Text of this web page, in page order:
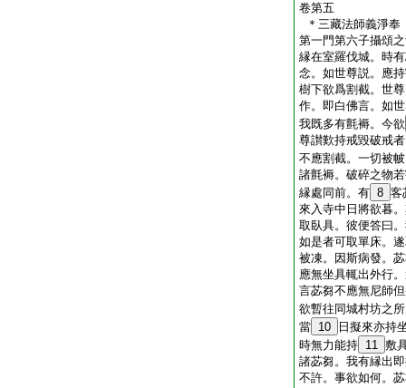
卷第五
＊三藏法師義淨
第一門第六子攝頌
縁在室羅伐城。時
念。如世尊説。應
樹下欲爲割截。世
作。即白佛言。如
我既多有氈褥。今欲
尊讃歎持戒毀破戒
不應割截。一切被
諸氈褥。破碎之物
縁處同前。有 8 客
來入寺中日將欲暮
取臥具。彼便答曰
如是者可取單床。
被凍。因斯病發。
應無坐具輒出外行
言苾芻不應無尼師
欲暫往同城村坊之
當 10
日擬來亦持
時無力能持 11 敷
諸苾芻。我有縁出
不許。事欲如何。